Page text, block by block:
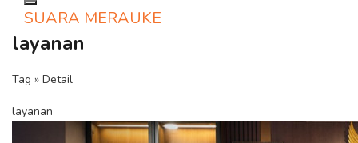
Toggle navigation
SUARA MERAUKE
layanan
Tag » Detail
layanan